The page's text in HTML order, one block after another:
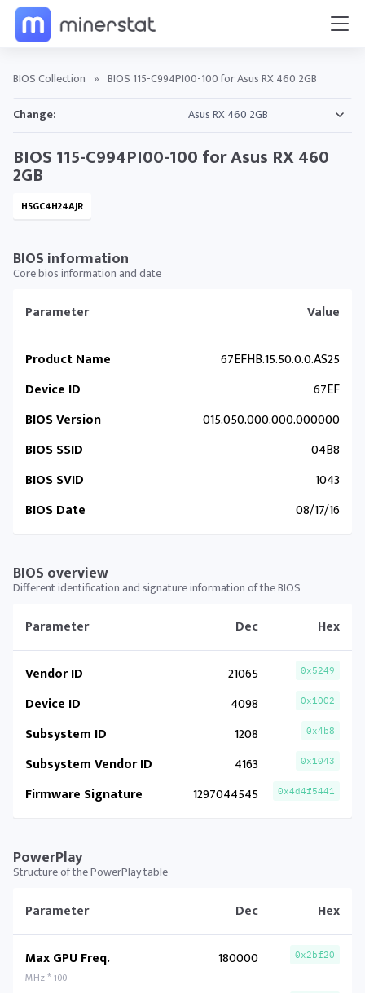
BIOS Collection » BIOS 115-C994PI00-100 for Asus RX 460 2GB
Change:
BIOS 115-C994PI00-100 for Asus RX 460
2GB
H5GC4H24AJR
BIOS information
Core bios information and date
Parameter Value
Product Name
67EFHB.15.50.0.0.AS25
Device ID
67EF
BIOS Version
015.050.000.000.000000
BIOS SSID
04B8
BIOS SVID
1043
BIOS Date
08/17/16
BIOS overview
Different identification and signature information of the BIOS
Parameter Dec Hex
Vendor ID 21065 0x5249
Device ID 4098 0x1002
Subsystem ID 1208 0x4b8
Subsystem Vendor ID 4163 0x1043
Firmware Signature 1297044545 0x4d4f5441
PowerPlay
Structure of the PowerPlay table
Parameter Dec Hex
Max GPU Freq.
MHz * 100
180000 0x2bf20